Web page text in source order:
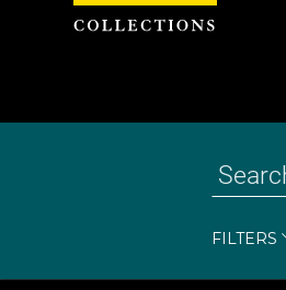
FILTERS
Cookies management panel